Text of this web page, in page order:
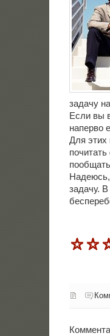
задачу
Если вы
напервο
Для этих
Надеюсь,
задачу.